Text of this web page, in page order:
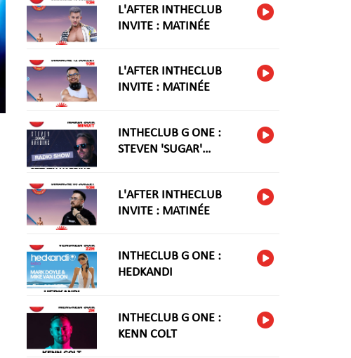
L'AFTER INTHECLUB
INVITE : MATINÉE
L'AFTER INTHECLUB
INVITE : MATINÉE
INTHECLUB G ONE :
STEVEN 'SUGAR'
L'AFTER INTHECLUB
INVITE : MATINÉE
INTHECLUB G ONE :
HEDKANDI
INTHECLUB G ONE :
KENN COLT